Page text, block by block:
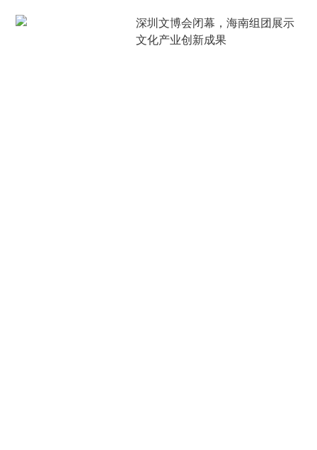
深圳文博会闭幕，海南组团展示
文化产业创新成果